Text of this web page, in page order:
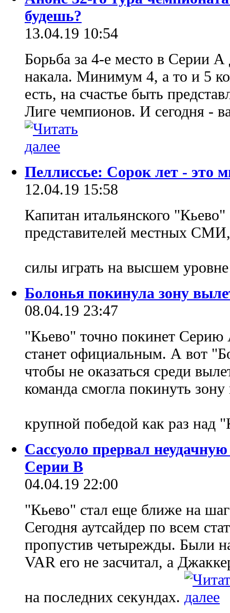
будешь?
13.04.19 10:54
Борьба за 4-е место в Серии А
накала. Минимум 4, а то и 5
есть, на счастье быть
Лиге чемпионов. И сегодня -
Пеллиссье: Сорок лет - это
12.04.19 15:58
Капитан итальянского
представителей местных СМИ,
силы играть на высшем
Болонья покинула зону
08.04.19 23:47
"Кьево" точно покинет Серию
станет официальным. А вот
чтобы не оказаться среди
команда смогла покинуть зону
крупной победой как раз над
Сассуоло прервал
Серии B
04.04.19 22:00
"Кьево" стал еще ближе на
Сегодня аутсайдер по всем
пропустив четырежды. Были
VAR его не засчитал, а
на последних секундах.